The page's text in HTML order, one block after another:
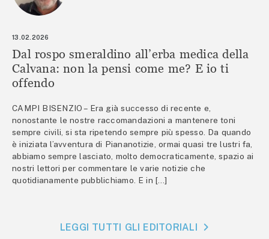
13.02.2026
Dal rospo smeraldino all’erba medica della
Calvana: non la pensi come me? E io ti
offendo
CAMPI BISENZIO – Era già successo di recente e,
nonostante le nostre raccomandazioni a mantenere toni
sempre civili, si sta ripetendo sempre più spesso. Da quando
è iniziata l’avventura di Piananotizie, ormai quasi tre lustri fa,
abbiamo sempre lasciato, molto democraticamente, spazio ai
nostri lettori per commentare le varie notizie che
quotidianamente pubblichiamo. E in […]
LEGGI TUTTI GLI EDITORIALI